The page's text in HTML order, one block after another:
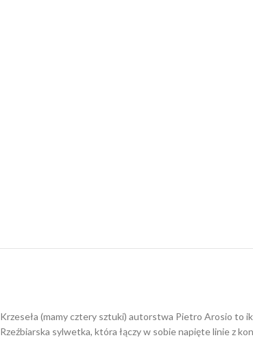
Krzeseła (mamy cztery sztuki) autorstwa Pietro Arosio to
Rzeźbiarska sylwetka, która łączy w sobie napięte linie z